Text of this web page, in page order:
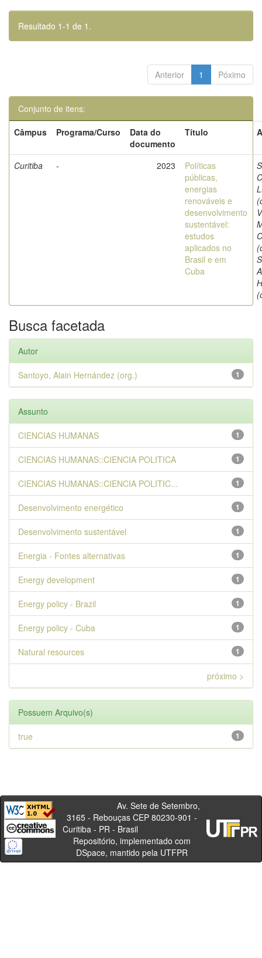
Resultado 1-1 de 1.
Anterior 1 Póximo
Conjunto de itens:
Câmpus
Programa/Curso
Data do
documento
Título
Curitiba - 2023
Políticas
públicas,
energias
renováveis e
desenvolvimento
sustentável:
estudos
aplicados no
Brasil e em
Cuba
Busca facetada
Autor
1
Santoyo, Alain Hernández (org.)
Assunto
1
CIENCIAS HUMANAS
1
CIENCIAS HUMANAS::CIENCIA POLITICA
1
CIENCIAS HUMANAS::CIENCIA POLITIC...
1
Desenvolvimento energético
1
Desenvolvimento sustentável
1
Energia - Fontes alternativas
1
Energy development
1
Energy policy - Brazil
1
Energy policy - Cuba
1
Natural resources
próximo >
Possuem Arquivo(s)
1
true
Av. Sete de Setembro,
3165 - Rebouças CEP 80230-901 -
Curitiba - PR - Brasil
Repositório, implementado com
DSpace, mantido pela UTFPR